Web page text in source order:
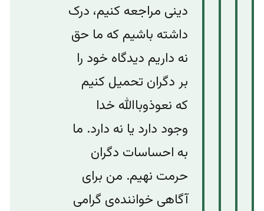
دینی مراجعه کنیم، درک
داشته باشیم که ما حق
نه داریم دیدگاه خود را
بر دگران تحمیل کنیم
که نعوذو‌باالله خدا
وجود دارد یا نه دارد. ما
به احساسات دگران
حرمت نهیم. من برای
آگاهی خواننده‌ی گرامی